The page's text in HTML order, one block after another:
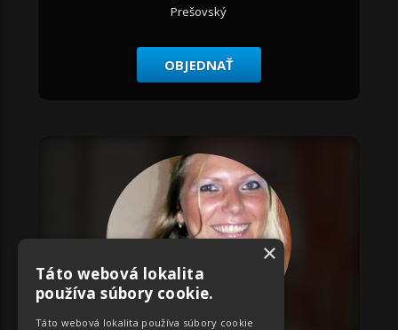
Prešovský
OBJEDNAŤ
×
Táto webová lokalita
používa súbory cookie.
Táto webová lokalita používa súbory cookie